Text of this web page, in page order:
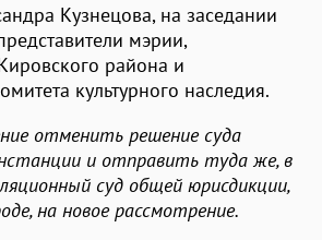
Кузнецова, на заседании
мэрии,
района и
культурного наследия.
отменить решение суда
и отправить туда же, в
суд общей юрисдикции,
на новое рассмотрение.